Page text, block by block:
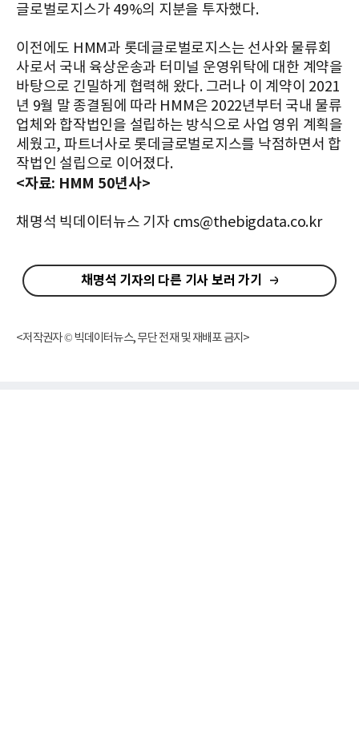
글로벌로지스가 49%의 지분을 투자했다.
이전에도 HMM과 롯데글로벌로지스는 선사와 물류회
사로서 국내 육상운송과 터미널 운영위탁에 대한 계약을
바탕으로 긴밀하게 협력해 왔다. 그러나 이 계약이 2021
년 9월 말 종결됨에 따라 HMM은 2022년부터 국내 물류
업체와 합작법인을 설립하는 방식으로 사업 영위 계획을
세웠고, 파트너사로 롯데글로벌로지스를 낙점하면서 합
작법인 설립으로 이어졌다.
<자료: HMM 50년사>
채명석 빅데이터뉴스 기자 cms@thebigdata.co.kr
채명석 기자의 다른 기사 보러 가기
<저작권자 © 빅데이터뉴스, 무단 전재 및 재배포 금지>